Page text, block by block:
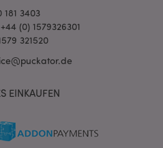
181 3403
(0) 1579326301
321520
EINKAUFEN